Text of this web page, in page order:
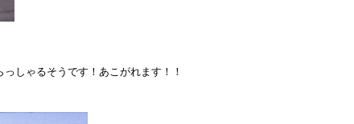
！絵になりますネ！
です！あこがれます！！